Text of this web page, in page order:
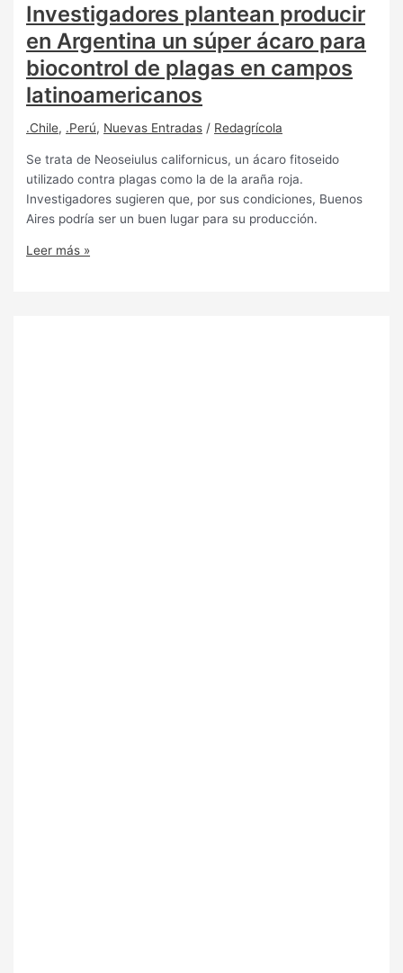
Investigadores plantean producir
en Argentina un súper ácaro para
biocontrol de plagas en campos
latinoamericanos
.Chile, .Perú, Nuevas Entradas / Redagrícola
Se trata de Neoseiulus californicus, un ácaro fitoseido
utilizado contra plagas como la de la araña roja.
Investigadores sugieren que, por sus condiciones, Buenos
Aires podría ser un buen lugar para su producción.
Leer más »